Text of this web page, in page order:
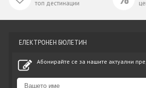
топ дестинации
ЕЛЕКТРОНЕН БЮЛЕТИН
Абонирайте се за нашите актуални